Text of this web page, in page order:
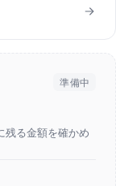
準備中
残る金額を確かめ